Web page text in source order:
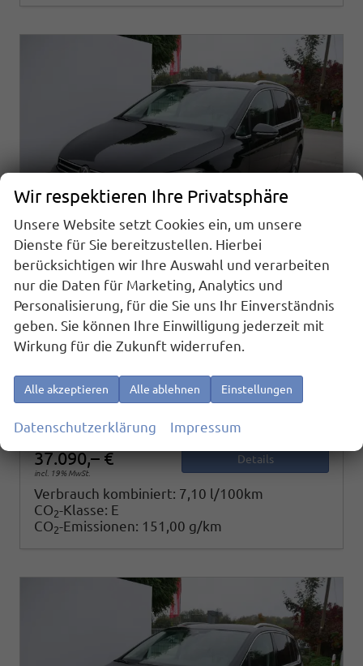
Volkswagen Touran
Comfortline 1.5 TSI DSG COMFORTLINE*ACC*LED*PDC*KAMERA*NAVI*SHZ* 7-SITZER 17-ZOLL
sofort lieferbar Fahrzeug mit Tageszulassung
KraftstoffBenzin Außenfarbe
Leistung110 kW (150 PS) Kilometerstand10 km
01.06.2026
37.090,– €
incl. 19% MwSt.
Details
Verbrauch kombiniert: 7,10 l/100km
CO2-Klasse: E
CO2-Emissionen: 151,00 g/km
Wir respektieren Ihre Privatsphäre
Unsere Website setzt Cookies ein, um unsere
Dienste für Sie bereitzustellen. Hierbei
berücksichtigen wir Ihre Auswahl und verarbeiten
nur die Daten für Marketing, Analytics und
Personalisierung, für die Sie uns Ihr Einverständnis
geben. Sie können Ihre Einwilligung jederzeit mit
Wirkung für die Zukunft widerrufen.
Alle akzeptieren Alle ablehnen Einstellungen
Datenschutzerklärung Impressum